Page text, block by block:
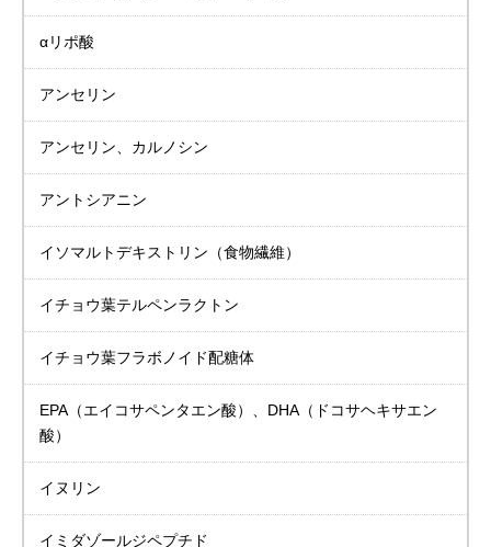
αリポ酸
アンセリン
アンセリン、カルノシン
アントシアニン
イソマルトデキストリン （食物繊維）
イチョウ葉テルペンラクトン
イチョウ葉フラボノイド配糖体
EPA（エイコサペンタエン酸）、DHA（ドコサヘキサエン
酸）
イヌリン
イミダゾールジペプチド